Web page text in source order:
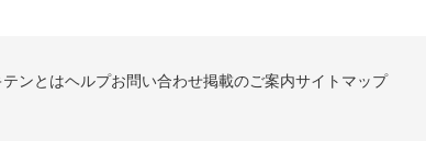
テンとはヘルプお問い合わせ掲載のご案内サイトマップ